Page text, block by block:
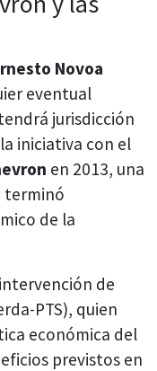
Novoa
eventual
jurisdicción
iniciativa con el
en 2013, una
terminó
de la
de
PTS), quien
económica del
previstos en